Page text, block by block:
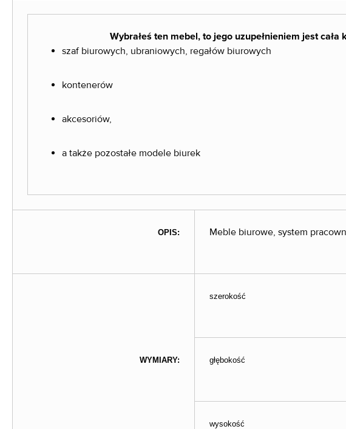
Wybrałeś ten mebel, to jego uzupełnieniem jest cała
szaf biurowych, ubraniowych, regałów biurowych
kontenerów
akcesoriów,
a także pozostałe modele biurek
OPIS: Meble biurowe, system
WYMIARY:
szerokość
głębokość
wysokość